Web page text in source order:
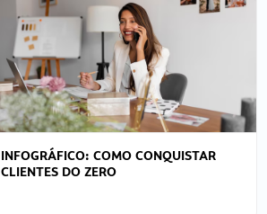
INFOGRÁFICO: COMO CONQUISTAR
CLIENTES DO ZERO